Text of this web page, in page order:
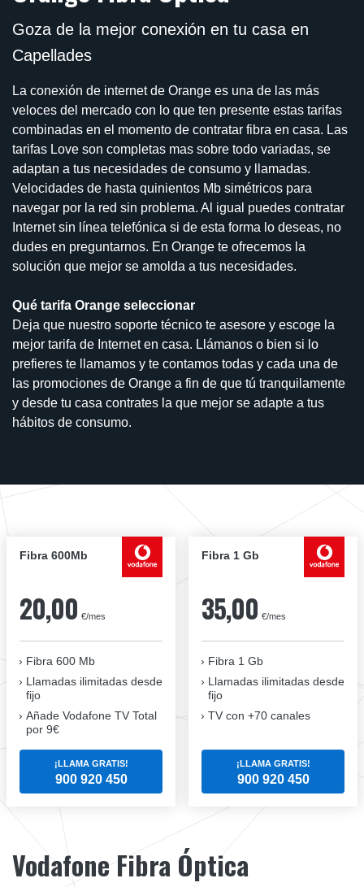
Goza de la mejor conexión en tu casa en
Capellades
La conexión de internet de Orange es una de las más
veloces del mercado con lo que ten presente estas tarifas
combinadas en el momento de contratar fibra en casa. Las
tarifas Love son completas mas sobre todo variadas, se
adaptan a tus necesidades de consumo y llamadas.
Velocidades de hasta quinientos Mb simétricos para
navegar por la red sin problema. Al igual puedes contratar
Internet sin línea telefónica si de esta forma lo deseas, no
dudes en preguntarnos. En Orange te ofrecemos la
solución que mejor se amolda a tus necesidades.
Qué tarifa Orange seleccionar
Deja que nuestro soporte técnico te asesore y escoge la
mejor tarifa de Internet en casa. Llámanos o bien si lo
prefieres te llamamos y te contamos todas y cada una de
las promociones de Orange a fin de que tú tranquilamente
y desde tu casa contrates la que mejor se adapte a tus
hábitos de consumo.
Fibra 600Mb
20,00 €/mes
Fibra 600 Mb
Llamadas ilimitadas desde
fijo
Añade Vodafone TV Total
por 9€
¡LLAMA GRATIS!
900 920 450
Fibra 1 Gb
35,00 €/mes
Fibra 1 Gb
Llamadas ilimitadas desde
fijo
TV con +70 canales
¡LLAMA GRATIS!
900 920 450
Vodafone Fibra Óptica